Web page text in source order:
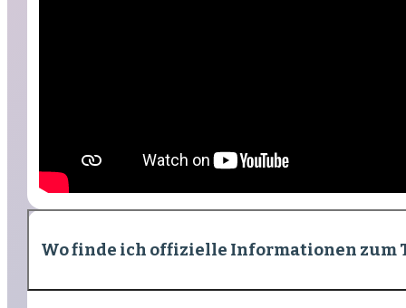
Wo finde ich offizielle Informationen zum